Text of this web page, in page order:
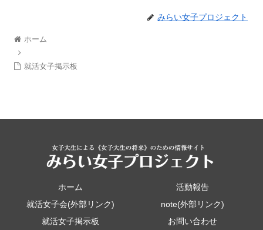
みらい女子プロジェクト
ホーム
就活女子掲示板
ホーム
活動報告
就活女子会(外部リンク)
note(外部リンク)
就活女子掲示板
お問い合わせ